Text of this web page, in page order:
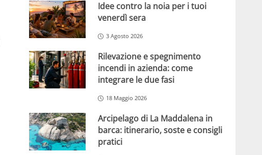
Idee contro la noia per i tuoi
venerdì sera
3 Agosto 2026
Rilevazione e spegnimento
incendi in azienda: come
integrare le due fasi
18 Maggio 2026
Arcipelago di La Maddalena in
barca: itinerario, soste e consigli
pratici